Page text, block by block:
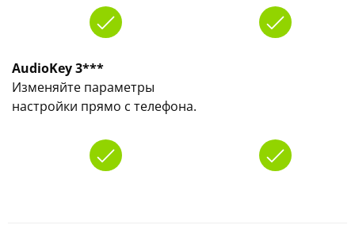
AudioKey 3***
Изменяйте параметры
настройки прямо с телефона.